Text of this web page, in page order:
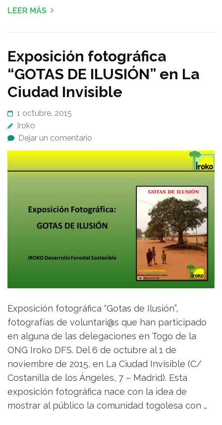
LEER MÁS
Exposición fotográfica
“GOTAS DE ILUSIÓN” en La
Ciudad Invisible
1 octubre, 2015
Iroko
Dejar un comentario
Exposición fotográfica “Gotas de Ilusión”,
fotografías de voluntari@s que han participado
en alguna de las delegaciones en Togo de la
ONG Iroko DFS. Del 6 de octubre al 1 de
noviembre de 2015, en La Ciudad Invisible (C/
Costanilla de los Ángeles, 7 – Madrid). Esta
exposición fotográfica nace con la idea de
mostrar al público la comunidad togolesa con …